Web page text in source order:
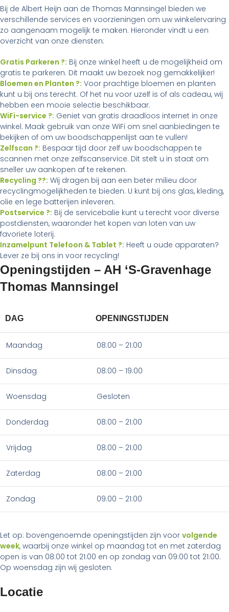
Bij de Albert Heijn aan de Thomas Mannsingel bieden we
verschillende services en voorzieningen om uw winkelervaring
zo aangenaam mogelijk te maken. Hieronder vindt u een
overzicht van onze diensten:
Gratis Parkeren ?: Bij onze winkel heeft u de mogelijkheid om
gratis te parkeren. Dit maakt uw bezoek nog gemakkelijker!
Bloemen en Planten ?: Voor prachtige bloemen en planten
kunt u bij ons terecht. Of het nu voor uzelf is of als cadeau, wij
hebben een mooie selectie beschikbaar.
WiFi-service ?: Geniet van gratis draadloos internet in onze
winkel. Maak gebruik van onze WiFi om snel aanbiedingen te
bekijken of om uw boodschappenlijst aan te vullen!
Zelfscan ?: Bespaar tijd door zelf uw boodschappen te
scannen met onze zelfscanservice. Dit stelt u in staat om
sneller uw aankopen af te rekenen.
Recycling ??: Wij dragen bij aan een beter milieu door
recyclingmogelijkheden te bieden. U kunt bij ons glas, kleding,
olie en lege batterijen inleveren.
Postservice ?: Bij de servicebalie kunt u terecht voor diverse
postdiensten, waaronder het kopen van loten van uw
favoriete loterij.
Inzamelpunt Telefoon & Tablet ?: Heeft u oude apparaten?
Lever ze bij ons in voor recycling!
Openingstijden – AH ‘S-Gravenhage
Thomas Mannsingel
DAG OPENINGSTIJDEN
Maandag 08:00 – 21:00
Dinsdag 08:00 – 19:00
Woensdag Gesloten
Donderdag 08:00 – 21:00
Vrijdag 08:00 – 21:00
Zaterdag 08:00 – 21:00
Zondag 09:00 – 21:00
Let op: bovengenoemde openingstijden zijn voor volgende
week, waarbij onze winkel op maandag tot en met zaterdag
open is van 08:00 tot 21:00 en op zondag van 09:00 tot 21:00.
Op woensdag zijn wij gesloten.
Locatie